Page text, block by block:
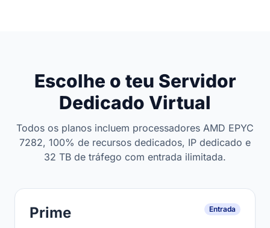
Escolhe o teu Servidor
Dedicado Virtual
Todos os planos incluem processadores AMD EPYC
7282, 100% de recursos dedicados, IP dedicado e
32 TB de tráfego com entrada ilimitada.
Prime Entrada